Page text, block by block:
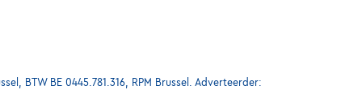
BTW BE 0445.781.316, RPM Brussel. Adverteerder: